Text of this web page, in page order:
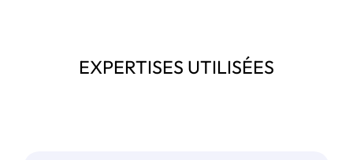
EXPERTISES UTILISÉES